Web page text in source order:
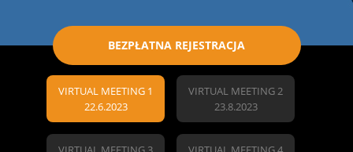
BEZPŁATNA REJESTRACJA
VIRTUAL MEETING 1
22.6.2023
VIRTUAL MEETING 2
23.8.2023